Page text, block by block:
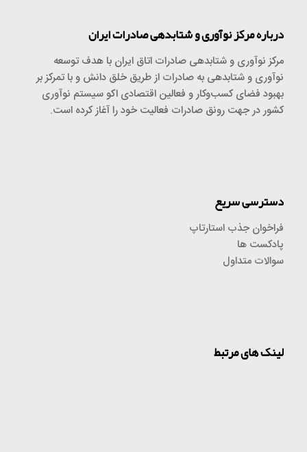
درباره مرکز نوآوری و شتابدهی صادرات ایران
مرکز نوآوری و شتابدهی صادرات اتاق ایران با هدف توسعه
نوآوری و شتابدهی به صادرات از طریق خلق دانش و با تمرکز بر
بهبود فضای کسب‌وکار و فعالین اقتصادی اکو سیستم نوآوری
کشور در جهت رونق صادرات فعالیت خود را آغاز کرده است.
دسترسی سریع
فراخوان جذب استارتاپ
پادکست ها
سوالات متداول
لینک های مرتبط